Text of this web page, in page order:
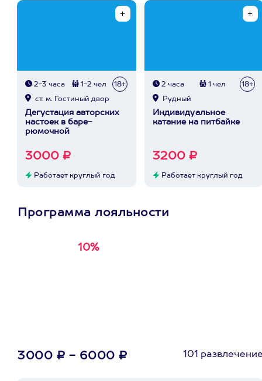
2-3 часа 1-2 чел 18+
ст. м. Гостиный двор
Дегустация авторских
настоек в баре-
рюмочной
3000 ₽
Работает круглый год
2 часа 1 чел 18+
Рудный
Индивидуальное
катание на питбайке
3200 ₽
Работает круглый год
Программа лояльности
10%
3000 ₽ - 6000 ₽ 101